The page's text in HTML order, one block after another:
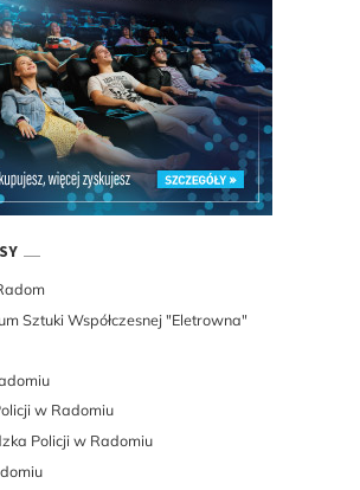
Sztuki Współczesnej "Eletrowna"
w Radomiu
Policji w Radomiu